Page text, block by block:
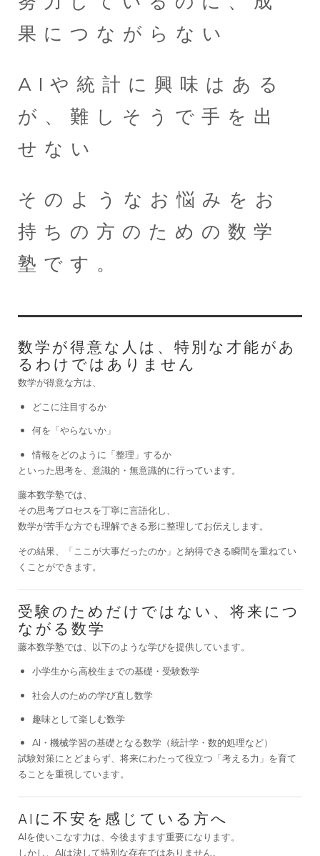
果につながらない
AIや統計に興味はある
が、難しそうで手を出
せない
そのようなお悩みをお
持ちの方のための数学
塾です。
数学が得意な人は、特別な才能があ
るわけではありません
数学が得意な方は、
どこに注目するか
何を「やらないか」
情報をどのように「整理」するか
といった思考を、意識的・無意識的に行っています。
藤本数学塾では、
その思考プロセスを丁寧に言語化し、
数学が苦手な方でも理解できる形に整理してお伝えします。
その結果、「ここが大事だったのか」と納得できる瞬間を重ねてい
くことができます。
受験のためだけではない、将来につ
ながる数学
藤本数学塾では、以下のような学びを提供しています。
小学生から高校生までの基礎・受験数学
社会人のための学び直し数学
趣味として楽しむ数学
AI・機械学習の基礎となる数学（統計学・数的処理など）
試験対策にとどまらず、将来にわたって役立つ「考える力」を育て
ることを重視しています。
AIに不安を感じている方へ
AIを使いこなす力は、今後ますます重要になります。
しかし、AIは決して特別な存在ではありません。